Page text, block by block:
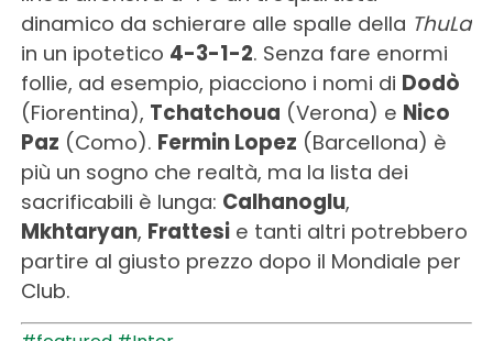
dinamico da schierare alle spalle della ThuLa
in un ipotetico 4-3-1-2. Senza fare enormi
follie, ad esempio, piacciono i nomi di Dodò
(Fiorentina), Tchatchoua (Verona) e Nico
Paz (Como). Fermin Lopez (Barcellona) è
più un sogno che realtà, ma la lista dei
sacrificabili è lunga: Calhanoglu,
Mkhtaryan, Frattesie tanti altri potrebbero
partire al giusto prezzo dopo il Mondiale per
Club.